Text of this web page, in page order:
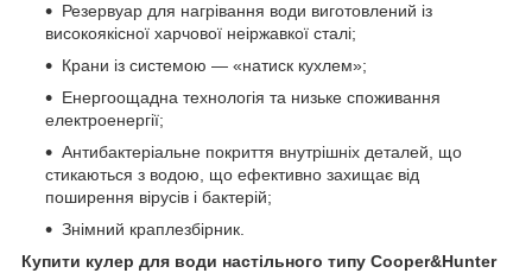
Резервуар для нагрівання води виготовлений із
високоякісної харчової неіржавкої сталі;
Крани із системою — «натиск кухлем»;
Енергоощадна технологія та низьке споживання
електроенергії;
Антибактеріальне покриття внутрішніх деталей, що
стикаються з водою, що ефективно захищає від
поширення вірусів і бактерій;
Знімний краплезбірник.
Купити кулер для води настільного типу Cooper&Hunter